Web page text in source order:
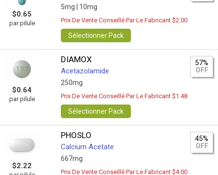
$0.65
par pilule
5mg | 10mg
Prix De Vente Conseillé Par Le Fabricant $2.00
Sélectionner Pack
$0.64
par pilule
DIAMOX
Acetazolamide
250mg
57%
OFF
Prix De Vente Conseillé Par Le Fabricant $1.48
Sélectionner Pack
$2.22
PHOSLO
Calcium Acetate
667mg
45%
OFF
Prix De Vente Conseillé Par Le Fabricant $4.00